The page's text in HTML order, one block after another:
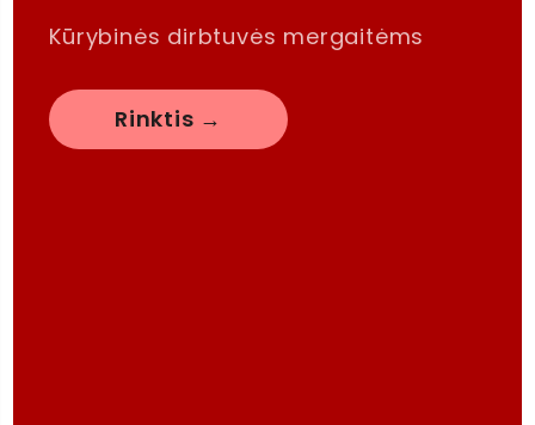
Kūrybinės dirbtuvės mergaitėms
Rinktis →